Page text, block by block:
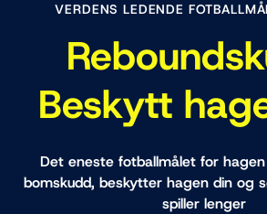
VERDENS LEDENDE
Beskytt
Det eneste fotballmålet for
bomskudd, beskytter hagen din og
spiller lenger